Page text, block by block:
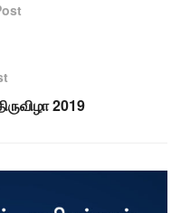
2019